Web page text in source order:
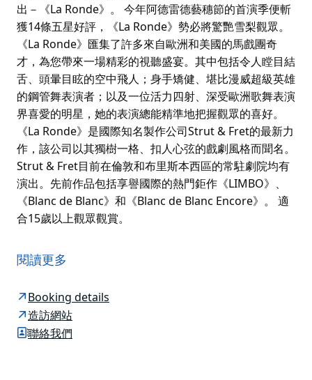
出－《La Ronde》。 今年阿德雷德藝穗節的首演季便斬
獲14條五星好評，《La Ronde》勢必將驚艷雪梨觀眾。
《La Ronde》匯集了許多來自歐洲和美國的馬戲團奇
才，為您帶來一場精彩的視聽盛宴。其中包括令人瞠目結
舌、頭暈目眩的空中飛人；身手矯健、堪比漫威超級英雄
的鋼管舞表演者；以及一位活力四射、深受歐洲歌舞表演
界喜愛的明星，她的表演總能精準地把握觀眾的喜好。
《La Ronde》是國際知名製作公司Strut & Fret的最新力
作，該公司以其獨樹一格、扣人心弦的戲劇風格而聞名。
Strut & Fret目前在倫敦和布里斯本西區的常駐劇院均有
演出。先前作品包括享譽國際的熱門鉅作《LIMBO》、
《Blanc de Blanc》和《Blanc de Blanc Encore》。 適
合15歲以上觀眾觀賞。
出－《La Ronde》。
《La Ronde》勢必將驚艷雪梨觀眾。
《La Ronde》匯集了許多來自歐洲和美國的馬戲團奇
才，為您帶來一場精彩的視聽盛宴。其中包括令人瞠目結
閱讀更多
Booking details
造訪網站
聯絡我們